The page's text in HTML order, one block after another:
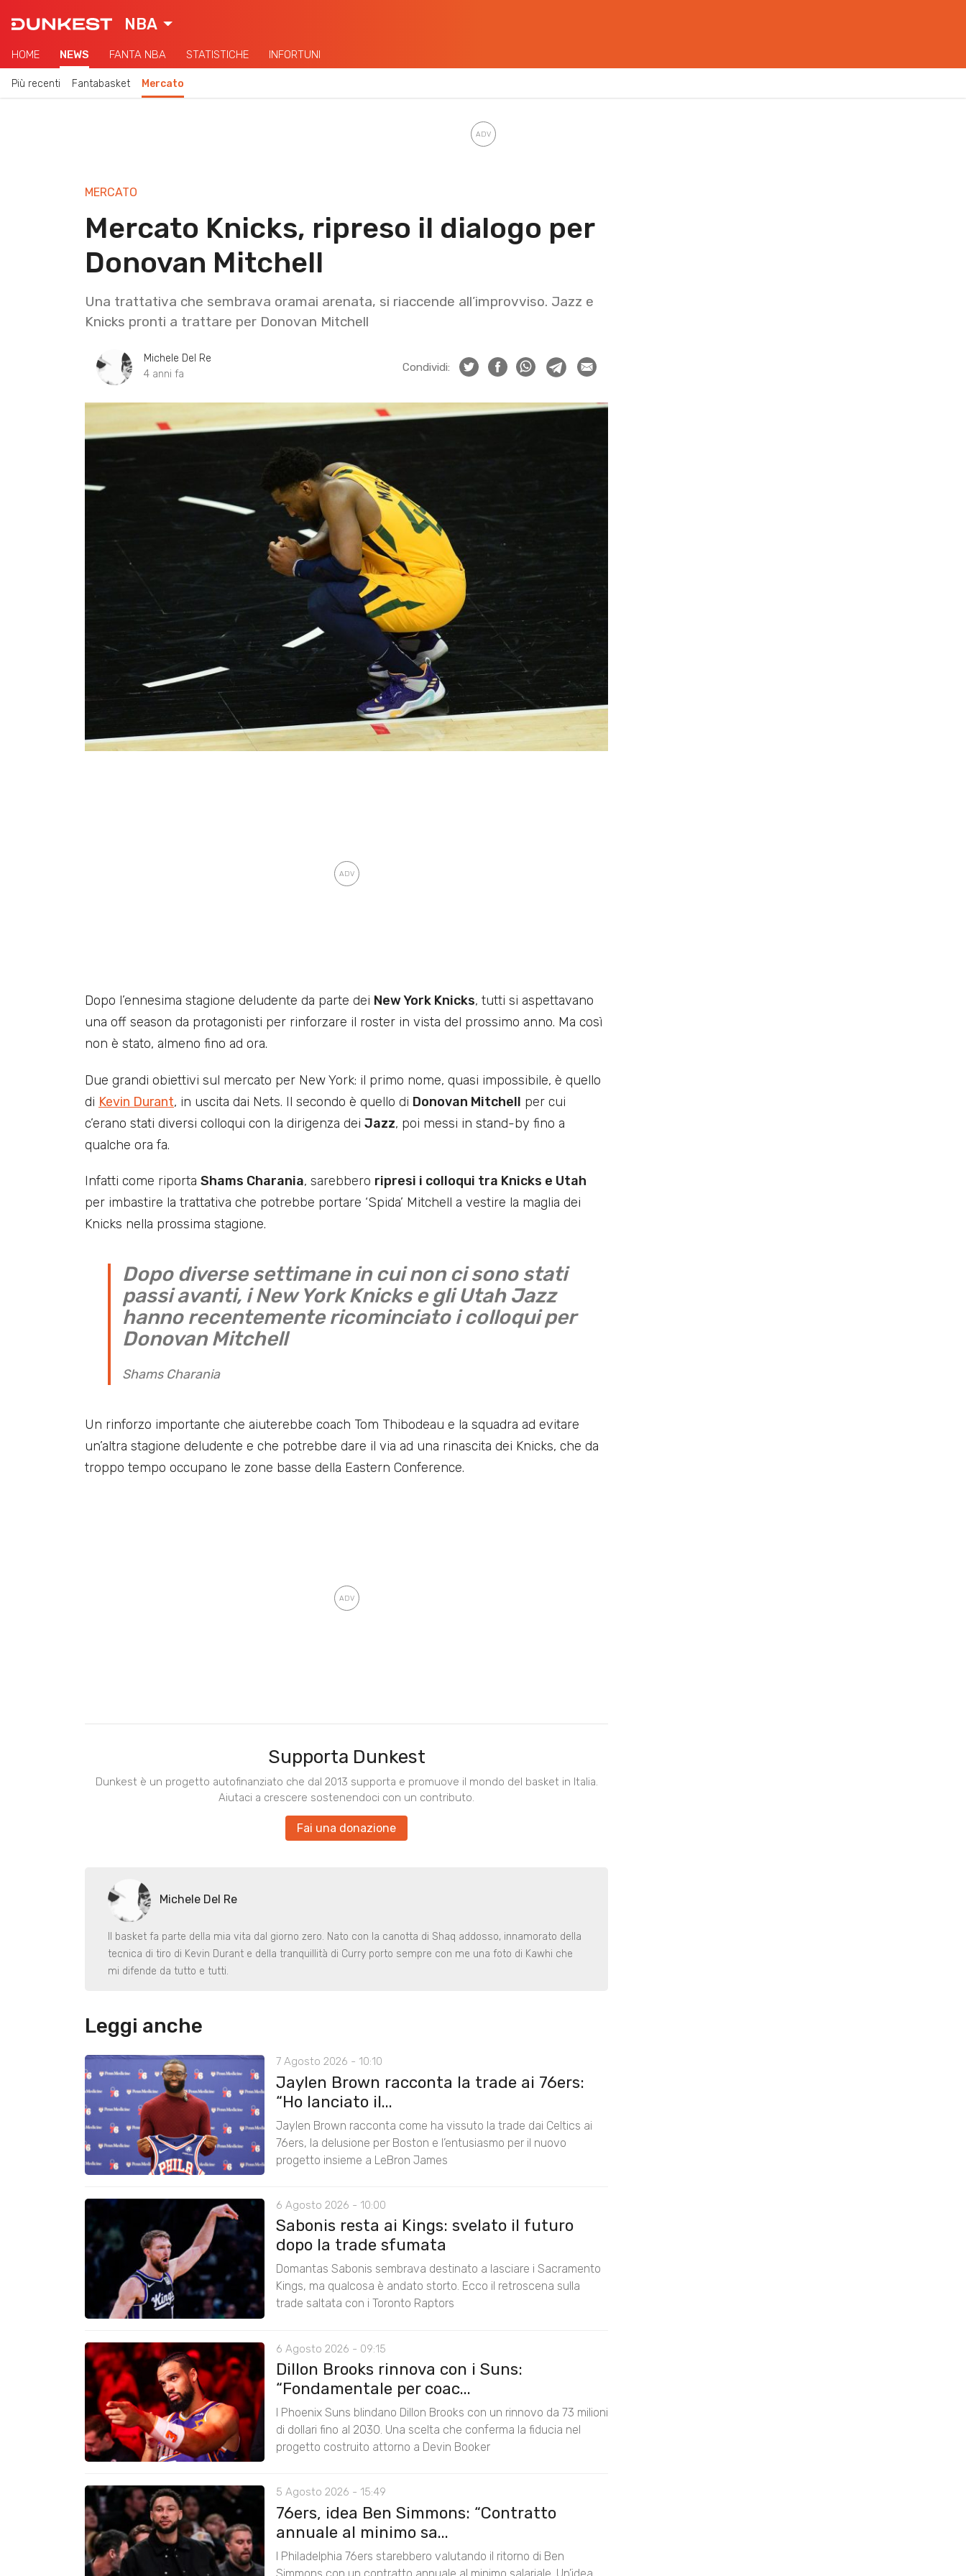
NBA
HOME NEWS FANTA NBA STATISTICHE INFORTUNI
Più recenti Fantabasket Mercato
MERCATO
Mercato Knicks, ripreso il dialogo per
Donovan Mitchell
Una trattativa che sembrava oramai arenata, si riaccende all’improvviso. Jazz e
Knicks pronti a trattare per Donovan Mitchell
Michele Del Re
4 anni fa
Condividi:
Dopo l’ennesima stagione deludente da parte dei New York Knicks, tutti si aspettavano
una off season da protagonisti per rinforzare il roster in vista del prossimo anno. Ma così
non è stato, almeno fino ad ora.
Due grandi obiettivi sul mercato per New York: il primo nome, quasi impossibile, è quello
di Kevin Durant, in uscita dai Nets. Il secondo è quello di Donovan Mitchell per cui
c’erano stati diversi colloqui con la dirigenza dei Jazz, poi messi in stand-by fino a
qualche ora fa.
Infatti come riporta Shams Charania, sarebbero ripresi i colloqui tra Knicks e Utah
per imbastire la trattativa che potrebbe portare ‘Spida’ Mitchell a vestire la maglia dei
Knicks nella prossima stagione.
Dopo diverse settimane in cui non ci sono stati
passi avanti, i New York Knicks e gli Utah Jazz
hanno recentemente ricominciato i colloqui per
Donovan Mitchell
Shams Charania
Un rinforzo importante che aiuterebbe coach Tom Thibodeau e la squadra ad evitare
un’altra stagione deludente e che potrebbe dare il via ad una rinascita dei Knicks, che da
troppo tempo occupano le zone basse della Eastern Conference.
Supporta Dunkest
Dunkest è un progetto autofinanziato che dal 2013 supporta e promuove il mondo del basket in Italia.
Aiutaci a crescere sostenendoci con un contributo.
Fai una donazione
Michele Del Re
Il basket fa parte della mia vita dal giorno zero. Nato con la canotta di Shaq addosso, innamorato della
tecnica di tiro di Kevin Durant e della tranquillità di Curry porto sempre con me una foto di Kawhi che
mi difende da tutto e tutti.
Leggi anche
7 Agosto 2026 - 10:10
Jaylen Brown racconta la trade ai 76ers:
“Ho lanciato il...
Jaylen Brown racconta come ha vissuto la trade dai Celtics ai
76ers, la delusione per Boston e l’entusiasmo per il nuovo
progetto insieme a LeBron James
6 Agosto 2026 - 10:00
Sabonis resta ai Kings: svelato il futuro
dopo la trade sfumata
Domantas Sabonis sembrava destinato a lasciare i Sacramento
Kings, ma qualcosa è andato storto. Ecco il retroscena sulla
trade saltata con i Toronto Raptors
6 Agosto 2026 - 09:15
Dillon Brooks rinnova con i Suns:
“Fondamentale per coac...
I Phoenix Suns blindano Dillon Brooks con un rinnovo da 73 milioni
di dollari fino al 2030. Una scelta che conferma la fiducia nel
progetto costruito attorno a Devin Booker
5 Agosto 2026 - 15:49
76ers, idea Ben Simmons: “Contratto
annuale al minimo sa...
I Philadelphia 76ers starebbero valutando il ritorno di Ben
Simmons con un contratto annuale al minimo salariale. Un’idea